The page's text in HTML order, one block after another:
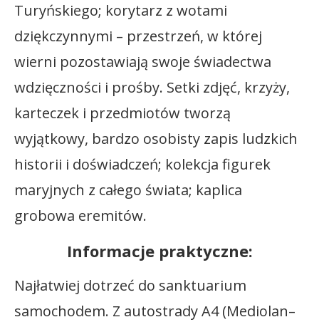
Turyńskiego; korytarz z wotami
dziękczynnymi – przestrzeń, w której
wierni pozostawiają swoje świadectwa
wdzięczności i prośby. Setki zdjęć, krzyży,
karteczek i przedmiotów tworzą
wyjątkowy, bardzo osobisty zapis ludzkich
historii i doświadczeń; kolekcja figurek
maryjnych z całego świata; kaplica
grobowa eremitów.
Informacje praktyczne:
Najłatwiej dotrzeć do sanktuarium
samochodem. Z autostrady A4 (Mediolan–